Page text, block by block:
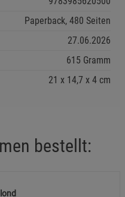
Paperback, 480 Seiten
27.06.2026
615 Gramm
21 14,7 4 cm
bestellt:
anzeigen
Statistik Cookies